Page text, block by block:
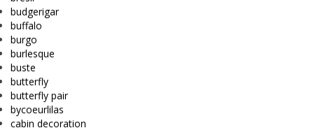
budgerigar
buffalo
burgo
burlesque
buste
butterfly
butterfly pair
bycoeurlilas
cabin decoration